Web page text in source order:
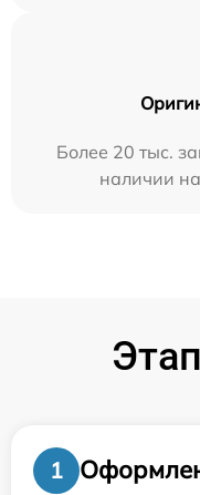
Более 20 тыс.
наличии
1